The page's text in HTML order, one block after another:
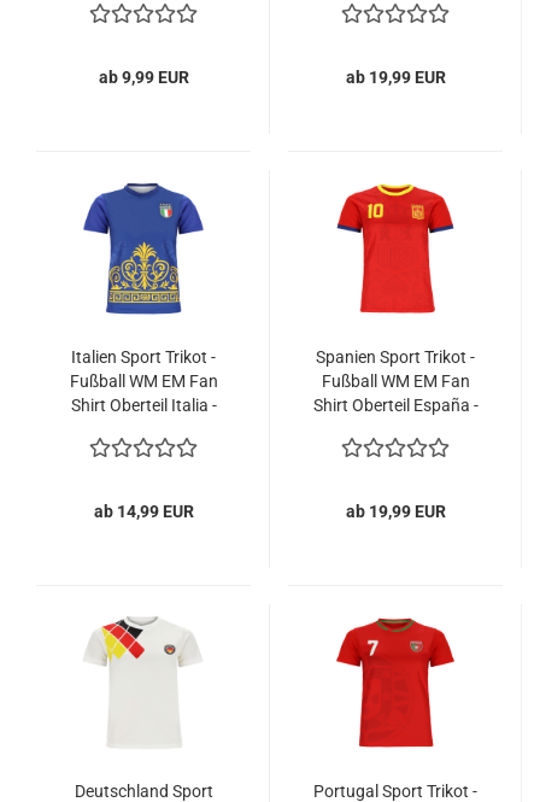
ab 9,99 EUR ab 19,99 EUR
Italien Sport Trikot -
Fußball WM EM Fan
Shirt Oberteil Italia -
ab 14,99 EUR
Spanien Sport Trikot -
Fußball WM EM Fan
Shirt Oberteil España -
ab 19,99 EUR
Deutschland Sport
Portugal Sport Trikot -